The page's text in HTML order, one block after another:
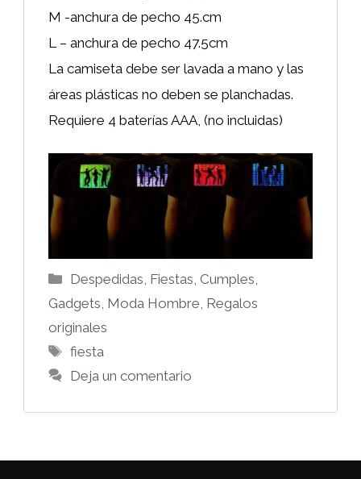
M -anchura de pecho 45.cm
L – anchura de pecho 47.5cm
La camiseta debe ser lavada a mano y las
áreas plásticas no deben se planchadas.
Requiere 4 baterías AAA, (no incluidas)
Categorías
Despedidas, Fiestas, Cumples
Gadgets Moda Hombre Regalos
originales
Etiquetas
fiesta
Deja un comentario